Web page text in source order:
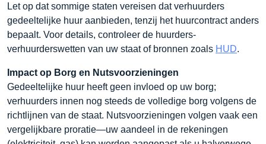
Let op dat sommige staten vereisen dat verhuurders
gedeeltelijke huur aanbieden, tenzij het huurcontract anders
bepaalt. Voor details, controleer de huurders-
verhuurderswetten van uw staat of bronnen zoals HUD.
Impact op Borg en Nutsvoorzieningen
Gedeeltelijke huur heeft geen invloed op uw borg;
verhuurders innen nog steeds de volledige borg volgens de
richtlijnen van de staat. Nutsvoorzieningen volgen vaak een
vergelijkbare proratie—uw aandeel in de rekeningen